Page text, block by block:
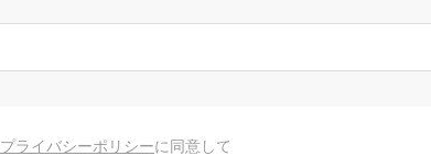
プライバシーポリシーに同意して